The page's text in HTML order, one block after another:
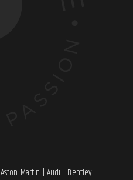
Aston Martin |Audi | Bentley |